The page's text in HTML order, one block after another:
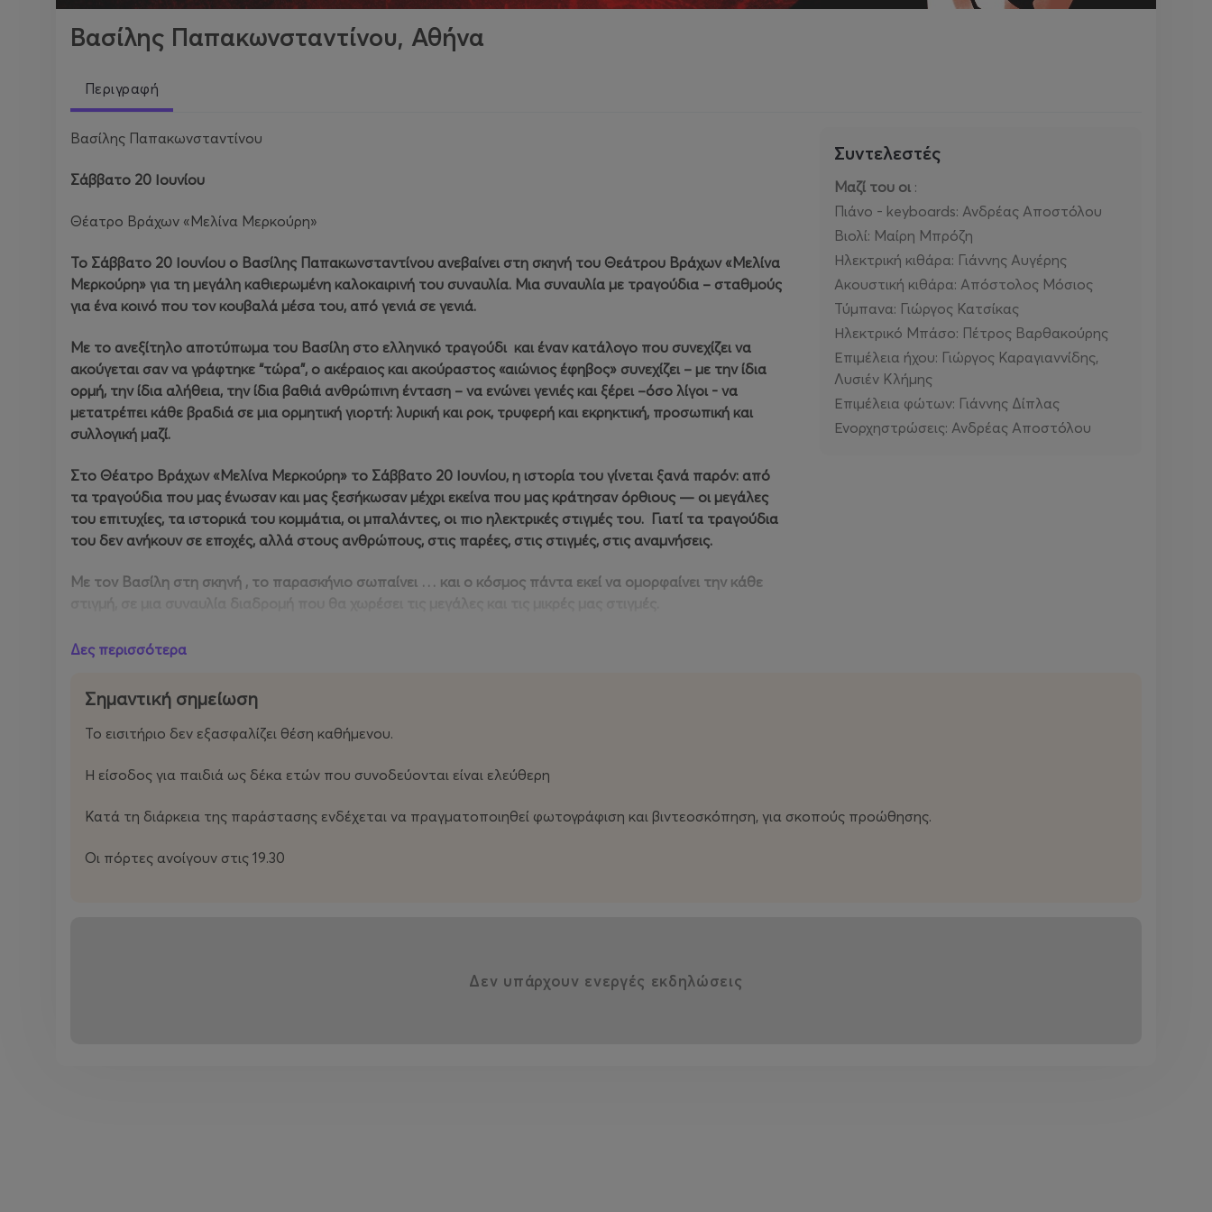
Βασίλης Παπακωνσταντίνου, Αθήνα
Περιγραφή
Βασίλης Παπακωνσταντίνου
Σάββατο 20 Ιουνίου
Θέατρο Βράχων «Μελίνα Μερκούρη»
Το Σάββατο 20 Ιουνίου ο Βασίλης Παπακωνσταντίνου ανεβαίνει στη σκηνή του Θεάτρου Βράχων «Μελίνα
Μερκούρη» για τη μεγάλη καθιερωμένη καλοκαιρινή του συναυλία. Μια συναυλία με τραγούδια – σταθμούς
για ένα κοινό που τον κουβαλά μέσα του, από γενιά σε γενιά.
Με το ανεξίτηλο αποτύπωμα του Βασίλη στο ελληνικό τραγούδι και έναν κατάλογο που συνεχίζει να
ακούγεται σαν να γράφτηκε “τώρα”, ο ακέραιος και ακούραστος «αιώνιος έφηβος» συνεχίζει – με την ίδια
ορμή, την ίδια αλήθεια, την ίδια βαθιά ανθρώπινη ένταση – να ενώνει γενιές και ξέρει –όσο λίγοι - να
μετατρέπει κάθε βραδιά σε μια ορμητική γιορτή: λυρική και ροκ, τρυφερή και εκρηκτική, προσωπική και
συλλογική μαζί.
Στο Θέατρο Βράχων «Μελίνα Μερκούρη» το Σάββατο 20 Ιουνίου, η ιστορία του γίνεται ξανά παρόν: από
τα τραγούδια που μας ένωσαν και μας ξεσήκωσαν μέχρι εκείνα που μας κράτησαν όρθιους — οι μεγάλες
του επιτυχίες, τα ιστορικά του κομμάτια, οι μπαλάντες, οι πιο ηλεκτρικές στιγμές του. Γιατί τα τραγούδια
του δεν ανήκουν σε εποχές, αλλά στους ανθρώπους, στις παρέες, στις στιγμές, στις αναμνήσεις.
Με τον Βασίλη στη σκηνή , το παρασκήνιο σωπαίνει … και ο κόσμος πάντα εκεί να ομορφαίνει την κάθε
Ώρα έναρξης: 21:00
Δες περισσότερα
Συντελεστές
Μαζί του οι :
Πιάνο - keyboards: Ανδρέας Αποστόλου
Βιολί: Μαίρη Μπρόζη
Ηλεκτρική κιθάρα: Γιάννης Αυγέρης
Ακουστική κιθάρα: Απόστολος Μόσιος
Τύμπανα: Γιώργος Κατσίκας
Ηλεκτρικό Μπάσο: Πέτρος Βαρθακούρης
Επιμέλεια ήχου: Γιώργος Καραγιαννίδης,
Λυσιέν Κλήμης
Επιμέλεια φώτων: Γιάννης Δίπλας
Ενορχηστρώσεις: Ανδρέας Αποστόλου
Σημαντική σημείωση
Το εισιτήριο δεν εξασφαλίζει θέση καθήμενου.
Η είσοδος για παιδιά ως δέκα ετών που συνοδεύονται είναι ελεύθερη
Κατά τη διάρκεια της παράστασης ενδέχεται να πραγματοποιηθεί φωτογράφιση και βιντεοσκόπηση, για σκοπούς προώθησης.
Οι πόρτες ανοίγουν στις 19.30
Δεν υπάρχουν ενεργές εκδηλώσεις